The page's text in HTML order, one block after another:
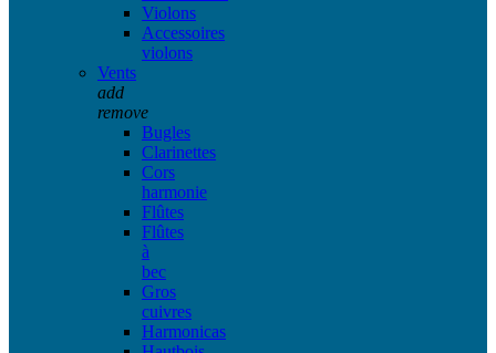
Violons
Accessoires
violons
Vents
add
remove
Bugles
Clarinettes
Cors
harmonie
Flûtes
Flûtes
à
bec
Gros
cuivres
Harmonicas